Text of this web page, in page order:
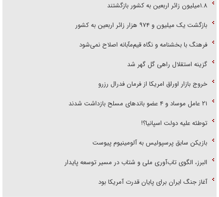
۱.۸میلیون زائر اربعین به کشور بازگشتند
بازگشت یک میلیون و ۹۷۴ هزار زائر اربعین به کشور
فرهنگ با بخشنامه و نگاه قیم‌مآبانه اصلاح نمی‌شود
گزینه استقلال راهی گل گهر شد
خروج بازار اوراق امریکا از فرمان فدرال رزرو
۲۱ عامل موساد و ۴ عضو باند‌های مسلح بازداشت شدند
توطئه علیه دولت اسپانیا؟!
بازیکن سابق پرسپولیس به آلومینیوم پیوست
البرز، الگوی تاب‌آوری ملی و شتاب در مسیر توسعه پایدار
آغاز جنگ ایران برای پایان قدرت آمریکا بود